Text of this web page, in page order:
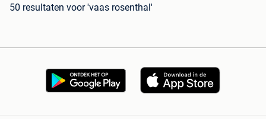
50 resultaten voor 'vaas rosenthal'